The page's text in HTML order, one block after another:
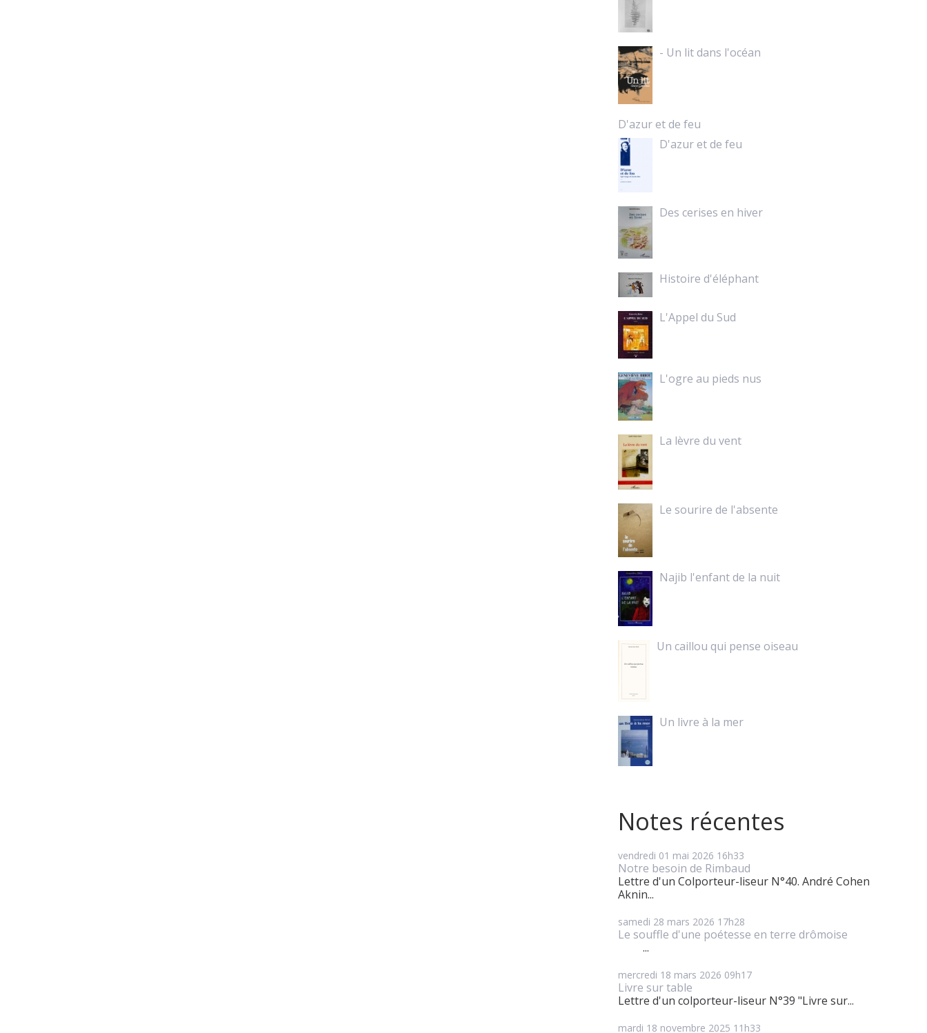
- Un lit dans l'océan
D'azur et de feu
D'azur et de feu
Des cerises en hiver
Histoire d'éléphant
L'Appel du Sud
L'ogre au pieds nus
La lèvre du vent
Le sourire de l'absente
Najib l'enfant de la nuit
Un caillou qui pense oiseau
Un livre à la mer
Notes récentes
vendredi 01 mai 2026 16h33
Notre besoin de Rimbaud
Lettre d'un Colporteur-liseur N°40. André Cohen
Aknin...
samedi 28 mars 2026 17h28
Le souffle d'une poétesse en terre drômoise
...
mercredi 18 mars 2026 09h17
Livre sur table
Lettre d'un colporteur-liseur N°39 "Livre sur...
mardi 18 novembre 2025 11h33